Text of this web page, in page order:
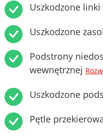
Uszkodzone
Uszkodzone
Podstrony
wewnętrznej
Uszkodzone
Pętle